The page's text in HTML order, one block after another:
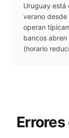
Uruguay está
verano
operan
bancos
(horario